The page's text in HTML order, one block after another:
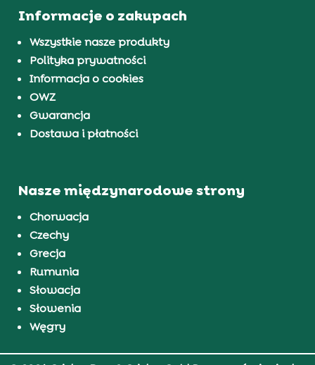
Informacje o zakupach
Wszystkie nasze produkty
Polityka prywatności
Informacja o cookies
OWZ
Gwarancja
Dostawa i płatności
Nasze międzynarodowe strony
Chorwacja
Czechy
Grecja
Rumunia
Słowacja
Słowenia
Węgry